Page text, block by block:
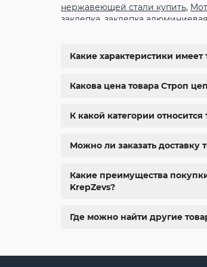
нержавеющей стали купить,
заклепка заклепка алюминиевая
болты харьков,болты гайки
Какие характеристики
Какова цена товара Строп
К какой категории
Можно ли заказать доставку
Какие преимущества
KrepZevs?
Где можно найти другие